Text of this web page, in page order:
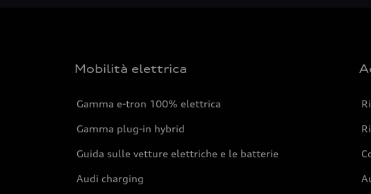
Mobilità elettrica
Gamma e-tron 100% elettrica
Gamma plug-in hybrid
Guida sulle vetture elettriche e le batterie
Audi charging